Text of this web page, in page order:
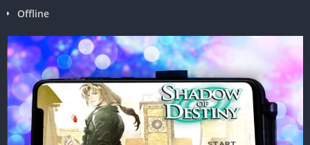
Offline